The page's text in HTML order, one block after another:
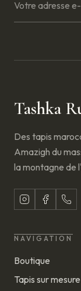
Tashka
Des tapis
Amazigh du
la montagne de
NAVIGATION
Boutique
Tapis sur mesure